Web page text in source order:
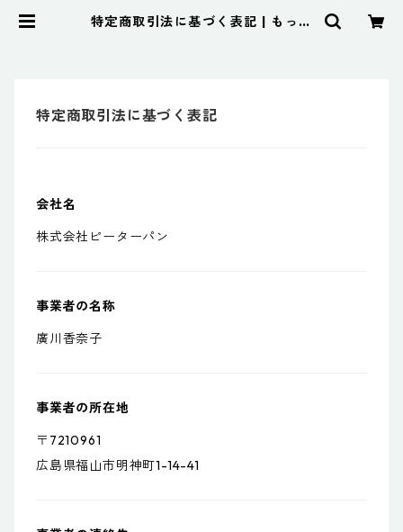
特定商取引法に基づく表記 | もっち
特定商取引法に基づく表記
会社名
株式会社ピーターパン
事業者の名称
廣川香奈子
事業者の所在地
〒7210961
広島県福山市明神町1-14-41